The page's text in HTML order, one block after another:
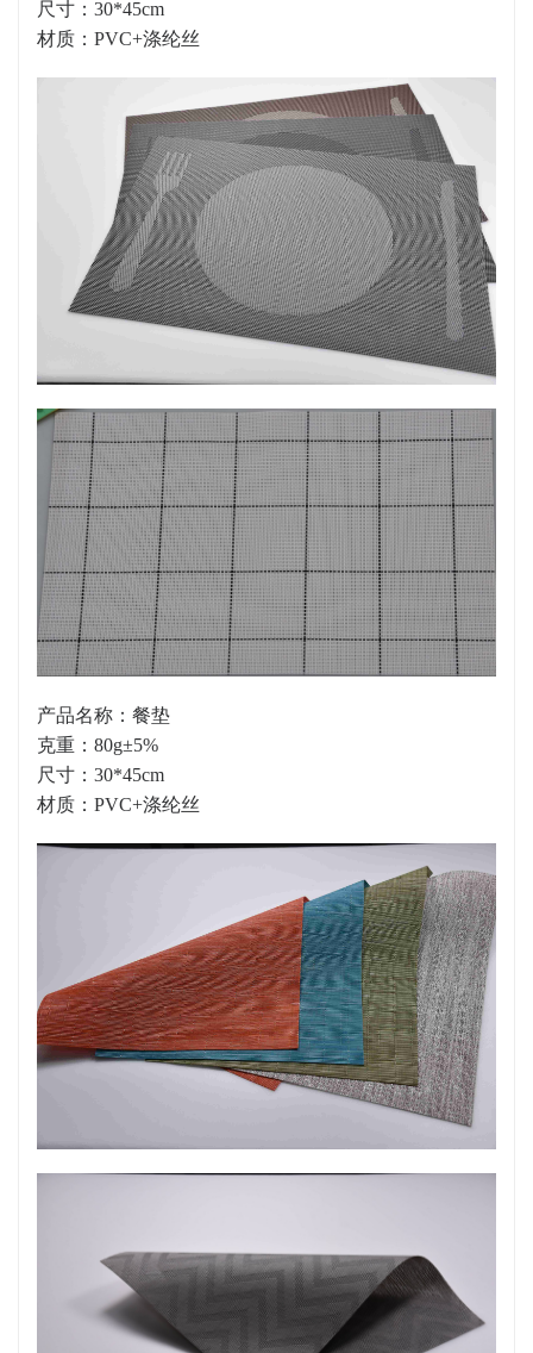
尺寸：30*45cm
材质：PVC+涤纶丝
产品名称：餐垫
克重：80g±5%
尺寸：30*45cm
材质：PVC+涤纶丝